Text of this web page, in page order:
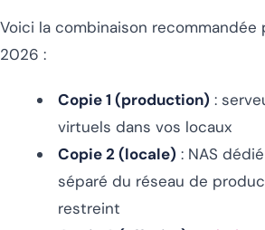
Voici la combinaison recommandée
2026 :
Copie 1 (production) :
virtuels dans vos locaux
Copie 2 (locale) : NAS
séparé du réseau de
restreint